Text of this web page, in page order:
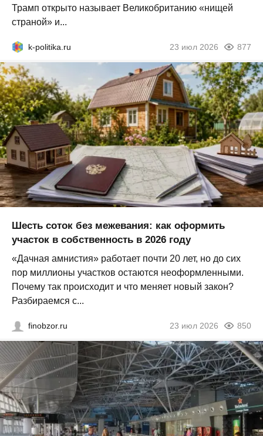
Трамп открыто называет Великобританию «нищей
страной» и...
k-politika.ru 23 июл 2026 877
Шесть соток без межевания: как оформить
участок в собственность в 2026 году
«Дачная амнистия» работает почти 20 лет, но до сих
пор миллионы участков остаются неоформленными.
Почему так происходит и что меняет новый закон?
Разбираемся с...
finobzor.ru 23 июл 2026 850